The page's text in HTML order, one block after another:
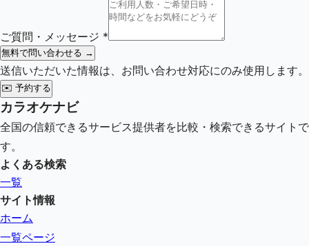
ご質問・メッセージ *
無料で問い合わせる →
送信いただいた情報は、お問い合わせ対応にのみ使用します。
✉️ 予約する
カラオケナビ
全国の信頼できるサービス提供者を比較・検索できるサイトで
す。
よくある検索
一覧
サイト情報
ホーム
一覧ページ